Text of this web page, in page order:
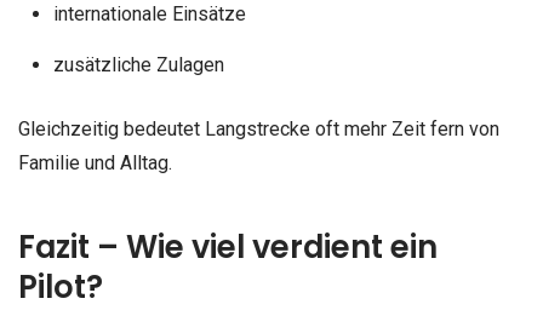
internationale Einsätze
zusätzliche Zulagen
Gleichzeitig bedeutet Langstrecke oft mehr Zeit fern von
Familie und Alltag.
Fazit – Wie viel verdient ein
Pilot?